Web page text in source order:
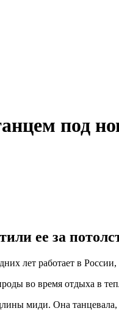
под
ее за
лет работает в
во время отдыха в
миди. Она